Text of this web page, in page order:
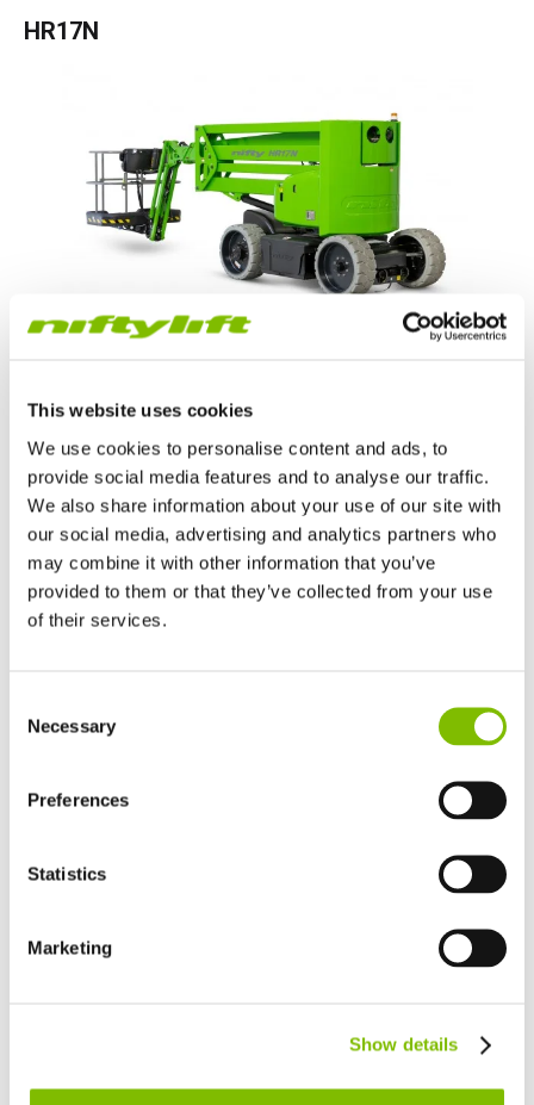
This website uses cookies
We use cookies to personalise content and ads, to
provide social media features and to analyse our traffic.
We also share information about your use of our site with
our social media, advertising and analytics partners who
may combine it with other information that you’ve
provided to them or that they’ve collected from your use
of their services.
Selection
Necessary
Preferences
Statistics
Marketing
Show details
HR17N
Carga segura de régimen|225kg
Peso mínimo|7780(E)/7650(H)kg
VER PRODUCTO
HR17E
Estados Unidos
Francia
Deutsch
Español